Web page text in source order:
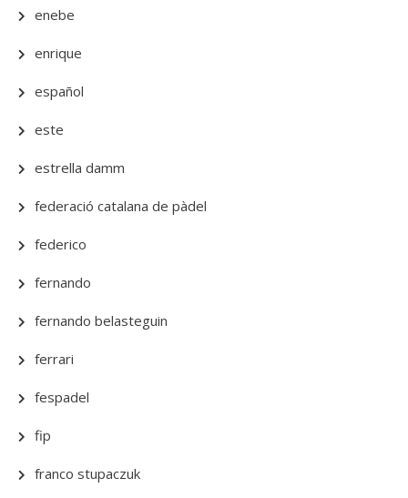
enebe
enrique
español
este
estrella damm
federació catalana de pàdel
federico
fernando
fernando belasteguin
ferrari
fespadel
fip
franco stupaczuk